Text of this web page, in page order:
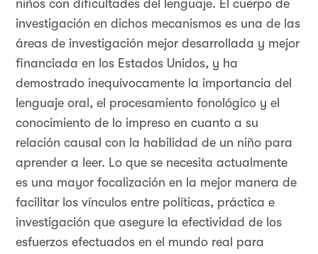
niños con dificultades del lenguaje. El cuerpo de
investigación en dichos mecanismos es una de las
áreas de investigación mejor desarrollada y mejor
financiada en los Estados Unidos, y ha
demostrado inequívocamente la importancia del
lenguaje oral, el procesamiento fonológico y el
conocimiento de lo impreso en cuanto a su
relación causal con la habilidad de un niño para
aprender a leer. Lo que se necesita actualmente
es una mayor focalización en la mejor manera de
facilitar los vínculos entre políticas, práctica e
investigación que asegure la efectividad de los
esfuerzos efectuados en el mundo real para